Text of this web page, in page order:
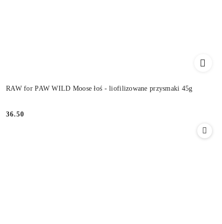
RAW for PAW WILD Moose łoś - liofilizowane przysmaki 45g
Cena:
36.50